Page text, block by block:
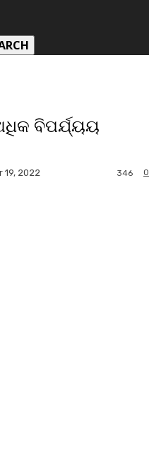
ବିପର୍ଯ୍ୟୟ
19, 2022 0
346